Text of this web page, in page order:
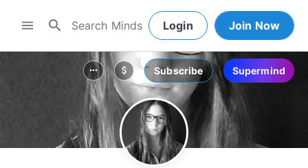
menu search Login Join Now
more_horiz attach_money Subscribe Supermind